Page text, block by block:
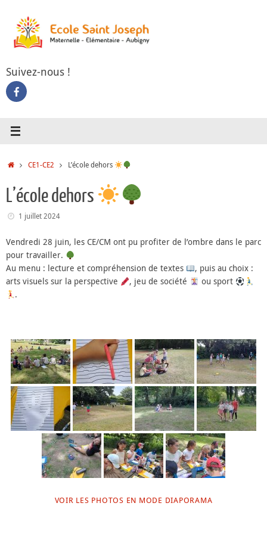
contenu
Suivez-nous !
AccueilCE1-CE2 L’école dehors
L’école dehors
1 juillet 2024
Vendredi 28 juin, les CE/CM ont pu profiter de l’ombre dans le parc
pour travailler.
Au menu : lecture et compréhension de textes
, puis au choix :
arts visuels sur la perspective
, jeu de société
ou sport
.
VOIR LES PHOTOS EN MODE DIAPORAMA